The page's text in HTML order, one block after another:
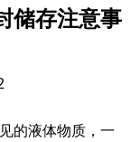
储存注意事
的液体物质，一